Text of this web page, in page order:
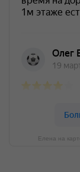
Елена на